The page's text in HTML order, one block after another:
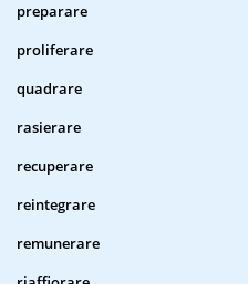
preparare
proliferare
quadrare
rasierare
recuperare
reintegrare
remunerare